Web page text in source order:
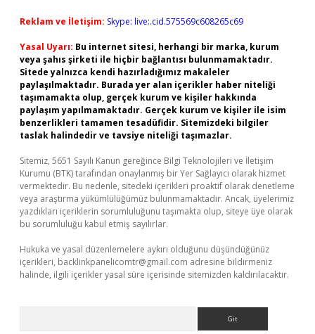
Reklam ve İletişim: Skype: live:.cid.575569c608265c69
Yasal Uyarı: Bu internet sitesi, herhangi bir marka, kurum
veya şahıs şirketi ile hiçbir bağlantısı bulunmamaktadır.
Sitede yalnızca kendi hazırladığımız makaleler
paylaşılmaktadır. Burada yer alan içerikler haber niteliği
taşımamakta olup, gerçek kurum ve kişiler hakkında
paylaşım yapılmamaktadır. Gerçek kurum ve kişiler ile isim
benzerlikleri tamamen tesadüfidir. Sitemizdeki bilgiler
taslak halindedir ve tavsiye niteliği taşımazlar.
Sitemiz, 5651 Sayılı Kanun gereğince Bilgi Teknolojileri ve İletişim
Kurumu (BTK) tarafından onaylanmış bir Yer Sağlayıcı olarak hizmet
vermektedir. Bu nedenle, sitedeki içerikleri proaktif olarak denetleme
veya araştırma yükümlülüğümüz bulunmamaktadır. Ancak, üyelerimiz
yazdıkları içeriklerin sorumluluğunu taşımakta olup, siteye üye olarak
bu sorumluluğu kabul etmiş sayılırlar.
Hukuka ve yasal düzenlemelere aykırı olduğunu düşündüğünüz
içerikleri, backlinkpanelicomtr@gmail.com adresine bildirmeniz
halinde, ilgili içerikler yasal süre içerisinde sitemizden kaldırılacaktır.